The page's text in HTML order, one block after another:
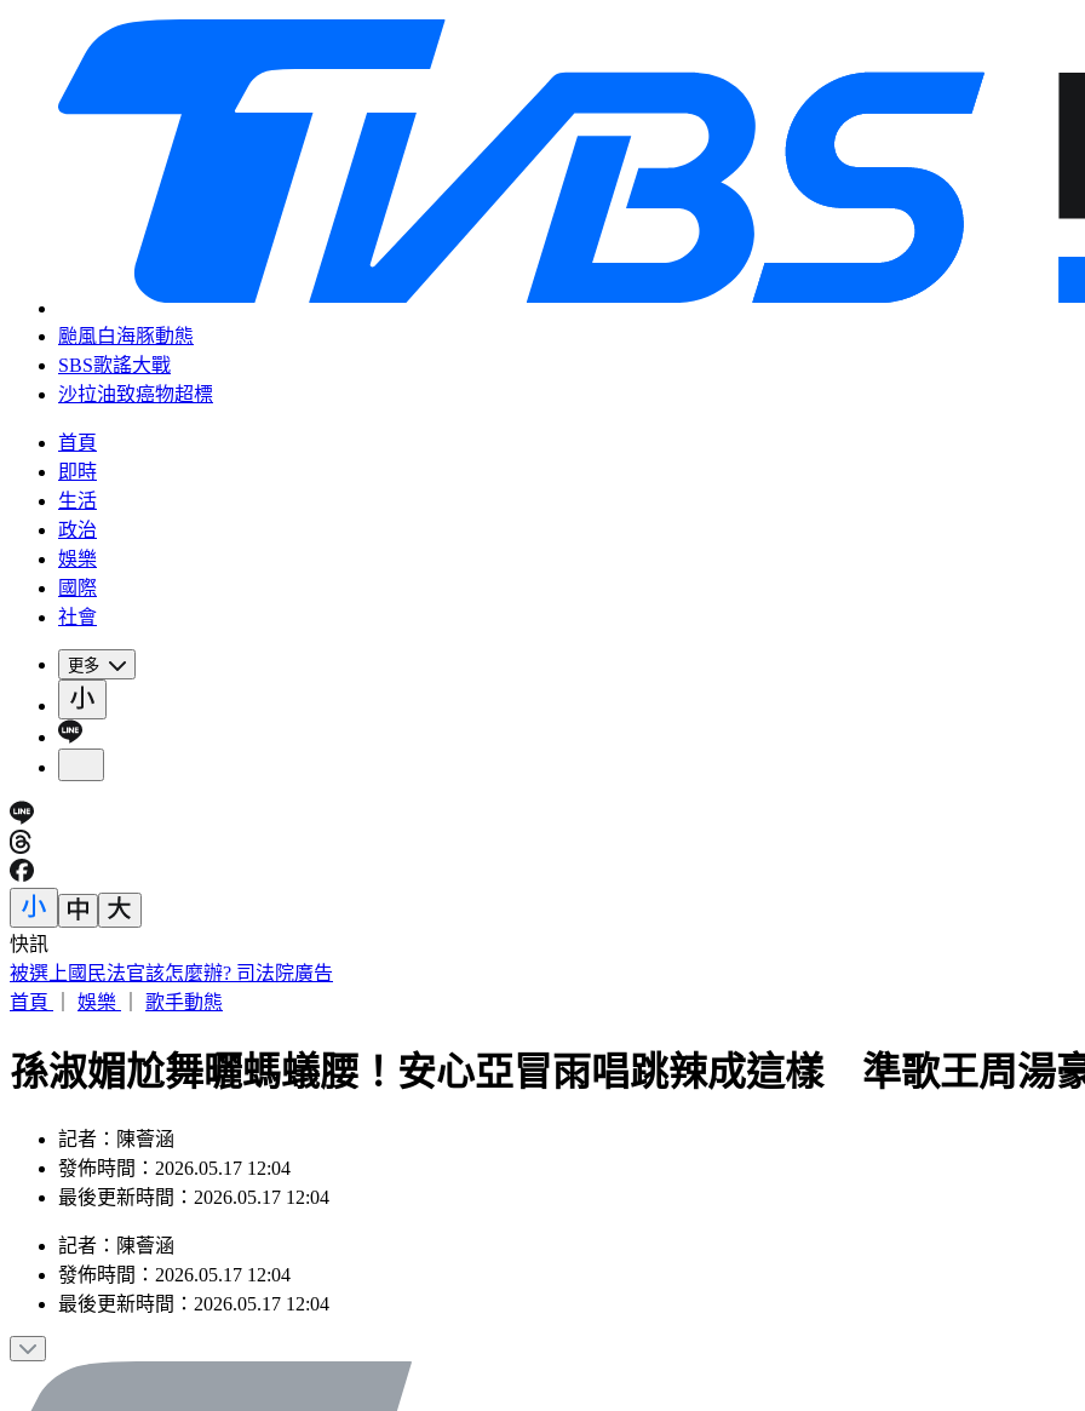
颱風白海豚動態
SBS歌謠大戰
沙拉油致癌物超標
首頁
即時
生活
政治
娛樂
國際
社會
更多
快訊
俄兵紛紛中美人計！「黑寡婦」誘騙結婚 詐領巨額撫卹金
首頁
娛樂 歌手動態
孫淑媚尬舞曬螞蟻腰！安心亞冒雨唱跳辣成這樣 準歌王周湯
記者：陳薈涵
發佈時間：2026.05.17 12:04
最後更新時間：2026.05.17 12:04
記者 ： 陳薈涵
發佈時間： 2026.05.17 12:04
最後更新時間： 2026.05.17 12:04